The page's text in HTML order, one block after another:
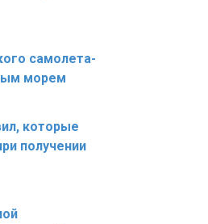
самолета-
морем
которые
получении